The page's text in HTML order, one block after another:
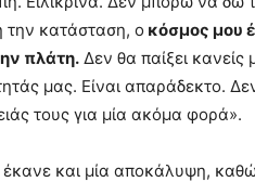
την κατάσταση, ο κόσμος μου
πλάτη. Δεν θα παίξει κανείς
μας. Είναι απαράδεκτο.
τους για μία ακόμα φορά».
έκανε και μία αποκάλυψη,